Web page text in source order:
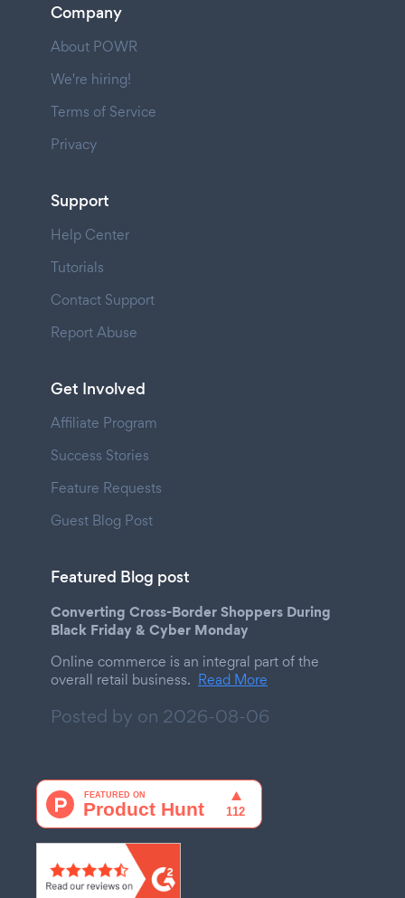
Company
About POWR
We're hiring!
Terms of Service
Privacy
Support
Help Center
Tutorials
Contact Support
Report Abuse
Get Involved
Affiliate Program
Success Stories
Feature Requests
Guest Blog Post
Featured Blog post
Converting Cross-Border Shoppers During
Black Friday & Cyber Monday
Online commerce is an integral part of the
overall retail business. Read More
Posted by on 2026-08-06